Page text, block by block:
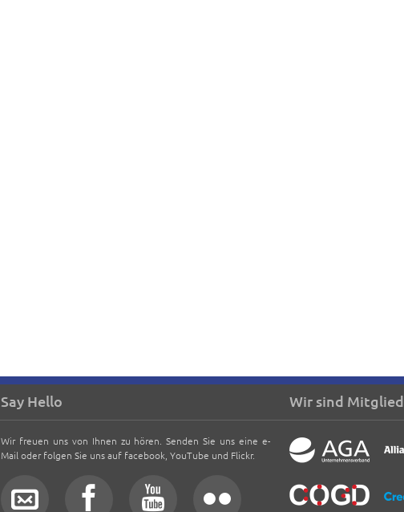
Say Hello
Wir freuen uns von Ihnen zu hören. Senden Sie uns eine e-
Mail oder folgen Sie uns auf facebook, YouTube und Flickr.
Wir sind Mitglied